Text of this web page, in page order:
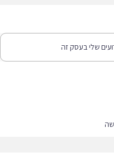
שלי בעסק זה